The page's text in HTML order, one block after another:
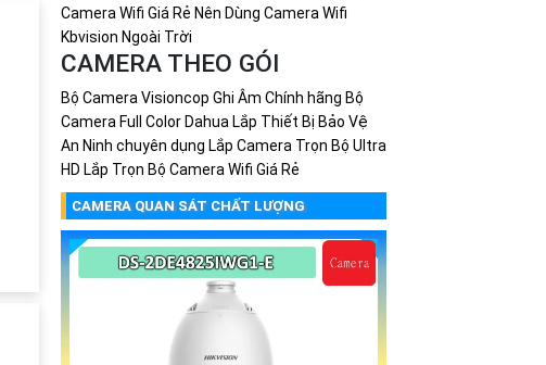
Camera Wifi Giá Rẻ Nên Dùng Camera Wifi
Kbvision Ngoài Trời
CAMERA THEO GÓI
Bộ Camera Visioncop Ghi Âm Chính hãng Bộ
Camera Full Color Dahua Lắp Thiết Bị Bảo Vệ
An Ninh chuyên dụng Lắp Camera Trọn Bộ Ultra
HD Lắp Trọn Bộ Camera Wifi Giá Rẻ
CAMERA QUAN SÁT CHẤT LƯỢNG